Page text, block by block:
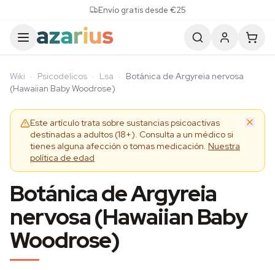
Envío gratis desde €25
Wiki · Psicodelicos · Lsa · Botánica de Argyreia nervosa
(Hawaiian Baby Woodrose)
Este artículo trata sobre sustancias psicoactivas
destinadas a adultos (18+). Consulta a un médico si
tienes alguna afección o tomas medicación. Nuestra
política de edad
Botánica de Argyreia
nervosa (Hawaiian Baby
Woodrose)